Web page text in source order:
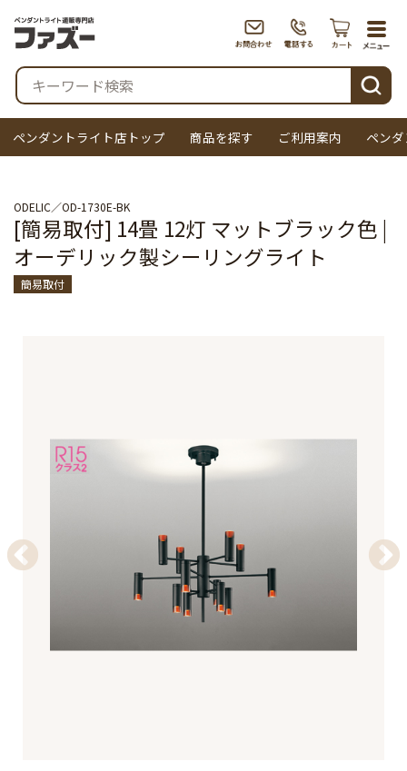
検索
ペンダントライト店トップ 商品を探す ご利用案内 ペン
ODELIC OD-1730E-BK
[簡易取付] 14畳 12灯 マットブラック色 |
オーデリック製シーリングライト
簡易取付